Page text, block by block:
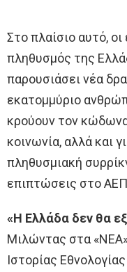
Στο πλαίσιο αυτό, οι
πληθυσμός της
παρουσιάσει νέα
εκατομμύριο
κρούουν τον κώδωνα
κοινωνία, αλλά και
πληθυσμιακή
επιπτώσεις στο
«Η Ελλάδα δεν θα
Μιλώντας στα
Ιστορίας